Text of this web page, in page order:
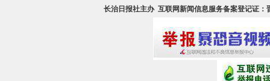
长治日报社主办 互联网新闻信息服务备案登记证：